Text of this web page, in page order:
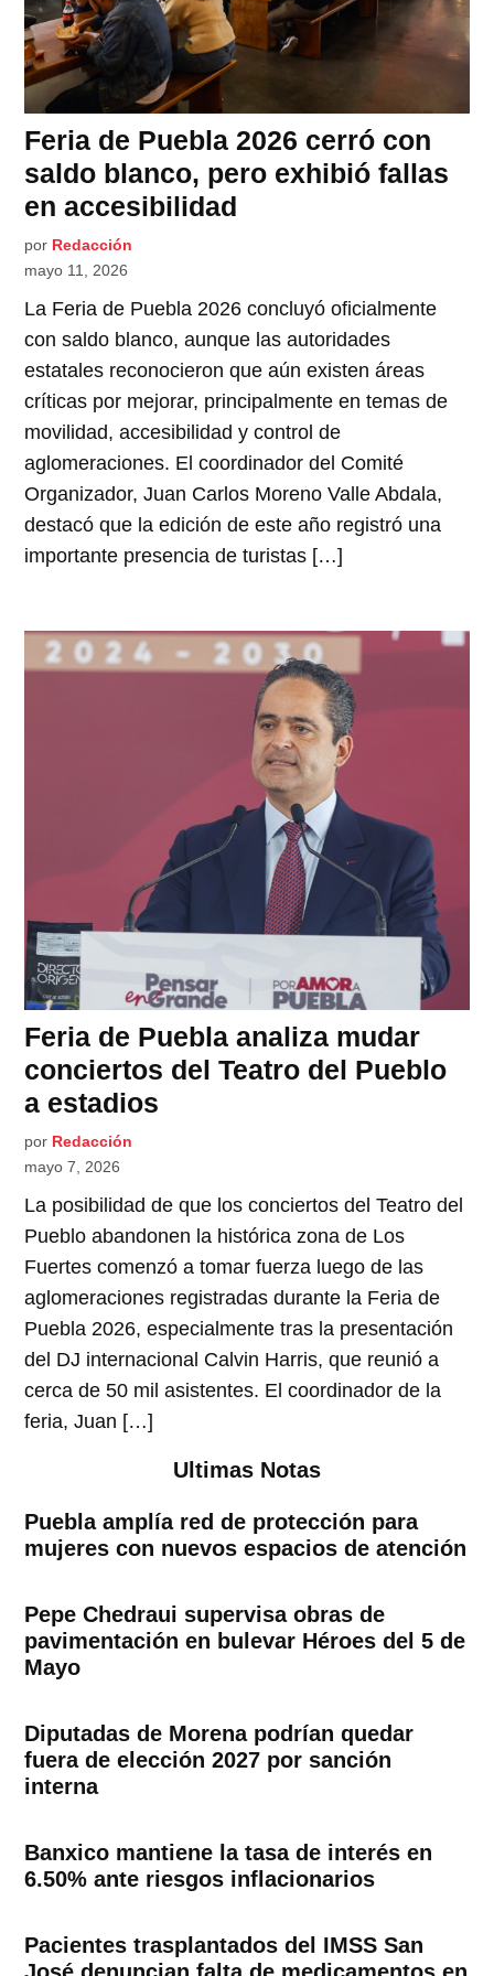
Feria de Puebla 2026 cerró con
saldo blanco, pero exhibió fallas
en accesibilidad
por Redacción
mayo 11, 2026
La Feria de Puebla 2026 concluyó oficialmente
con saldo blanco, aunque las autoridades
estatales reconocieron que aún existen áreas
críticas por mejorar, principalmente en temas de
movilidad, accesibilidad y control de
aglomeraciones. El coordinador del Comité
Organizador, Juan Carlos Moreno Valle Abdala,
destacó que la edición de este año registró una
importante presencia de turistas […]
Feria de Puebla analiza mudar
conciertos del Teatro del Pueblo
a estadios
por Redacción
mayo 7, 2026
La posibilidad de que los conciertos del Teatro del
Pueblo abandonen la histórica zona de Los
Fuertes comenzó a tomar fuerza luego de las
aglomeraciones registradas durante la Feria de
Puebla 2026, especialmente tras la presentación
del DJ internacional Calvin Harris, que reunió a
cerca de 50 mil asistentes. El coordinador de la
feria, Juan […]
Ultimas Notas
Puebla amplía red de protección para
mujeres con nuevos espacios de atención
Pepe Chedraui supervisa obras de
pavimentación en bulevar Héroes del 5 de
Mayo
Diputadas de Morena podrían quedar
fuera de elección 2027 por sanción
interna
Banxico mantiene la tasa de interés en
6.50% ante riesgos inflacionarios
Pacientes trasplantados del IMSS San
José denuncian falta de medicamentos en